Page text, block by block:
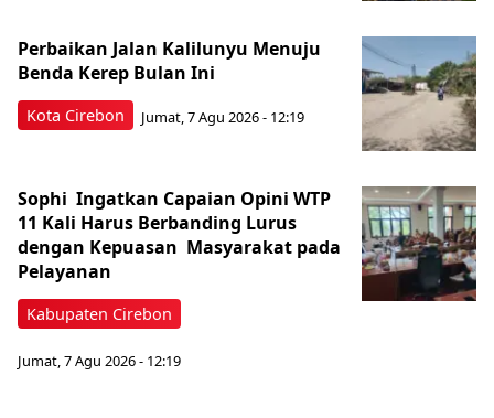
Kota Cirebon
Perbaikan Jalan Kalilunyu Menuju
Benda Kerep Bulan Ini
Jumat, 7 Agu 2026 - 12:19
Kabupaten Cirebon
Sophi Ingatkan Capaian Opini WTP
11 Kali Harus Berbanding Lurus
dengan Kepuasan Masyarakat pada
Pelayanan
Jumat, 7 Agu 2026 - 12:19